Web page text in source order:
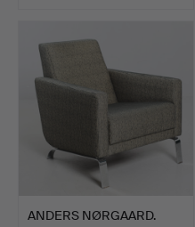
ANDERS NØRGAARD.